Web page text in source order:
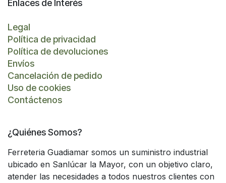
Enlaces de Interés
Legal
Política de privacidad
Política de devoluciones
Envíos
Cancelación de pedido
Uso de cookies
Contáctenos
¿Quiénes Somos?
Ferreteria Guadiamar somos un suministro industrial
ubicado en Sanlúcar la Mayor, con un objetivo claro,
atender las necesidades a todos nuestros clientes con